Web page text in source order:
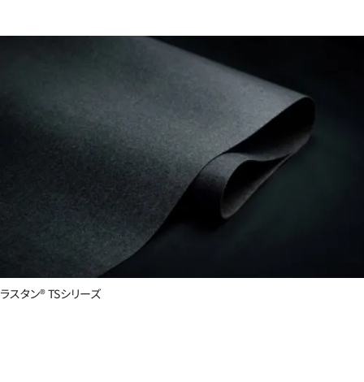
ラスタン® TSシリーズ